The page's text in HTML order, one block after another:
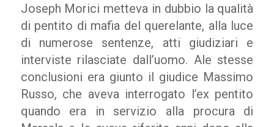
Joseph Morici metteva in dubbio la qualità
di pentito di mafia del querelante, alla luce
di numerose sentenze, atti giudiziari e
interviste rilasciate dall’uomo. Ale stesse
conclusioni era giunto il giudice Massimo
Russo, che aveva interrogato l’ex pentito
quando era in servizio alla procura di